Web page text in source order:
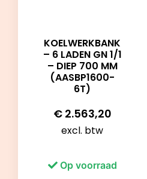
KOELWERKBANK
– 6 LADEN GN 1/1
– DIEP 700 MM
(AASBP1600-
6T)
€2.563,20
excl. btw
Op voorraad